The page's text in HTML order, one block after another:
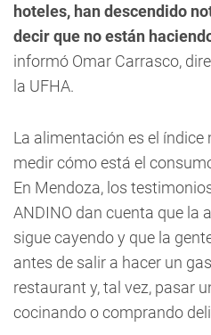
hoteles, han descendido
decir que no están
informó Omar Carrasco,
la UFHA.
La alimentación es el
medir cómo está el
En Mendoza, los
ANDINO dan cuenta que la
sigue cayendo y que la
antes de salir a hacer un
restaurant y, tal vez, pasar
cocinando o comprando